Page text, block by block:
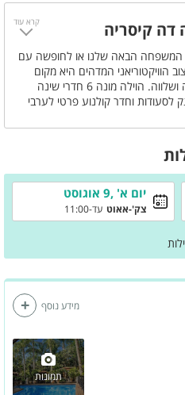
דה קיסריה
הבאה שלנו או לחופשה עם
הוויקטוריאני המדהים היא מקום
המפלט האולטימטיבי לחופשה מהנה ושלווה. הוילה מונה 6 חדרי שינה
לסעודות וחדר קולנוע פרטי לערבי
חייגו עוד היום ושריינו לכם את
קרא עוד
יום א' ,9 אוגוסט
צק'-אאוט עד-11:00
תמונות
מידע נוסף